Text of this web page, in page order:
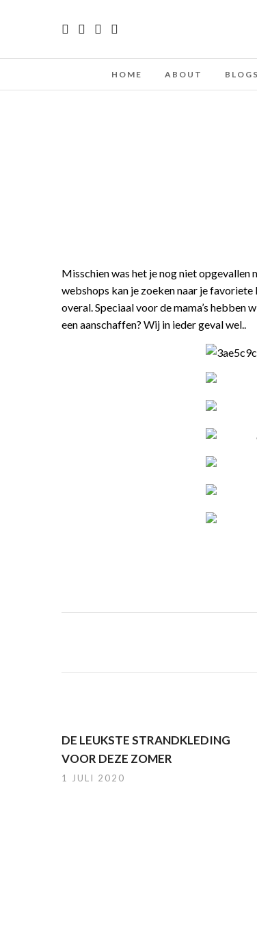
HOME ABOUT BLOGS
Misschien was het je nog niet opgevallen
webshops kan je zoeken naar je
overal. Speciaal voor de mama’s hebben
een aanschaffen? Wij in ieder geval wel..
DE LEUKSTE STRANDKLEDING
VOOR DEZE ZOMER
1 JULI 2020